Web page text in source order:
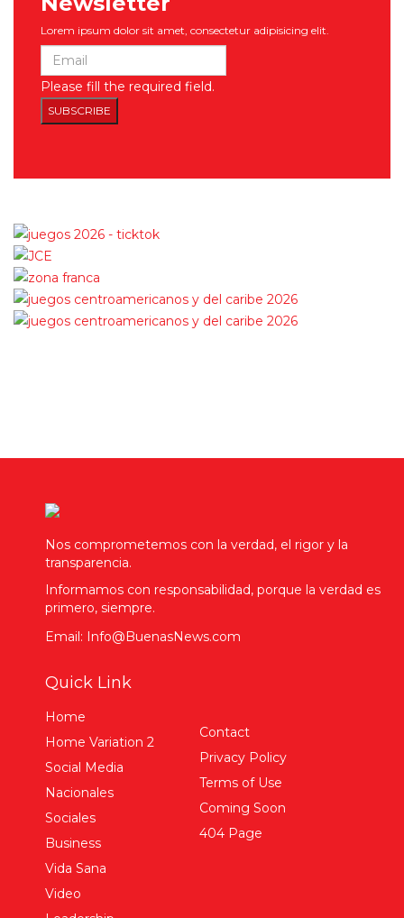
Newsletter
Lorem ipsum dolor sit amet, consectetur adipisicing elit.
Please fill the required field.
Nos comprometemos con la verdad, el rigor y la
transparencia.
Informamos con responsabilidad, porque la verdad es
primero, siempre.
Home
Home Variation 2
Social Media
Nacionales
Sociales
Business
Vida Sana
Contact
Privacy Policy
Terms of Use
Coming Soon